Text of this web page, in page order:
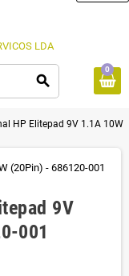
search
0
HP Elitepad 9V 1.1A 10W
9V
001